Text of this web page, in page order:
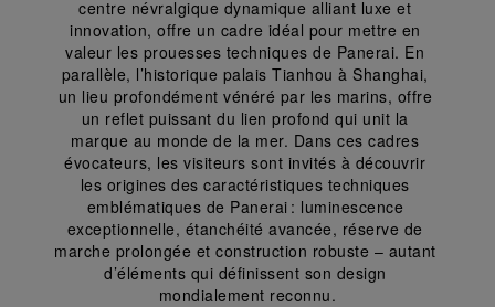
centre névralgique dynamique alliant luxe et
innovation, offre un cadre idéal pour mettre en
valeur les prouesses techniques de Panerai. En
parallèle, l’historique palais Tianhou à Shanghai,
un lieu profondément vénéré par les marins, offre
un reflet puissant du lien profond qui unit la
marque au monde de la mer. Dans ces cadres
évocateurs, les visiteurs sont invités à découvrir
les origines des caractéristiques techniques
emblématiques de Panerai : luminescence
exceptionnelle, étanchéité avancée, réserve de
marche prolongée et construction robuste – autant
d’éléments qui définissent son design
mondialement reconnu.